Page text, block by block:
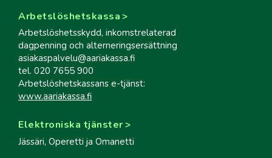
Arbetslöshetskassa
Arbetslöshetsskydd, inkomstrelaterad
dagpenning och alterneringsersättning
asiakaspalvelu@aariakassa.fi
tel. 020 7655 900
Arbetslöshetskassans e-tjänst:
www.aariakassa.fi
Elektroniska tjänster
Jässäri, Operetti ja Omanetti